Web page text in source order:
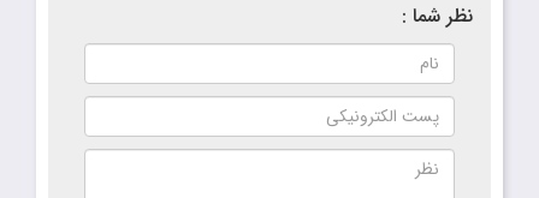
نظر شما :